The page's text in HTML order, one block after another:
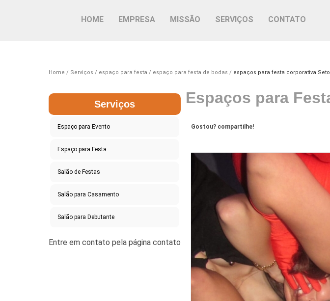
HOME EMPRESA MISSÃO SERVIÇOS CONTATO
Home Serviços espaço para festa espaço para festa de bodas espaços para festa corporativa
Serviços
Espaço para Evento
Espaço para Festa
Salão de Festas
Salão para Casamento
Salão para Debutante
Espaços para
Gostou? compartilhe!